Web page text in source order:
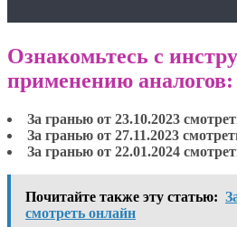
Ознакомьтесь с
применению аналогов:
За гранью от 23.10.2023
За гранью от 27.11.2023
За гранью от 22.01.2024
Почитайте также эту статью:
смотреть онлайн